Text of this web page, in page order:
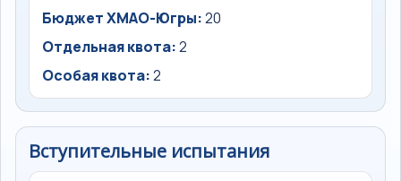
Бюджет ХМАО-Югры:20
Отдельная квота:2
Особая квота:2
Вступительные испытания